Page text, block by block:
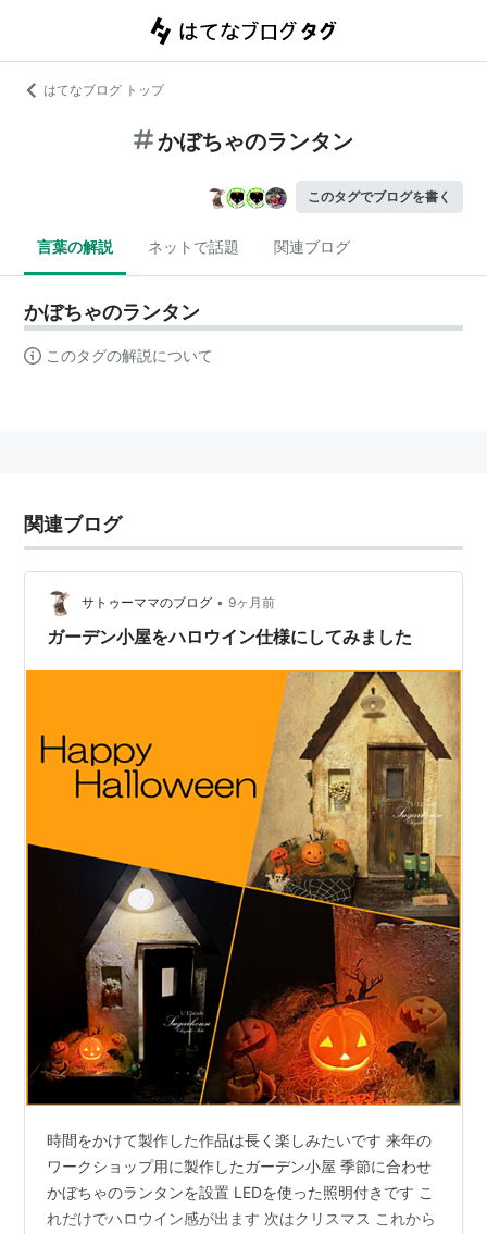
はてなブログ トップ
かぼちゃのランタン
このタグでブログを書く
言葉の解説 ネットで話題 関連ブログ
かぼちゃのランタン
このタグの解説について
関連ブログ
サトゥーママのブログ • 9ヶ月前
ガーデン小屋をハロウイン仕様にしてみました
時間をかけて製作した作品は長く楽しみたいです 来年の
ワークショップ用に製作したガーデン小屋 季節に合わせ
かぼちゃのランタンを設置 LEDを使った照明付きです こ
れだけでハロウイン感が出ます 次はクリスマス これから